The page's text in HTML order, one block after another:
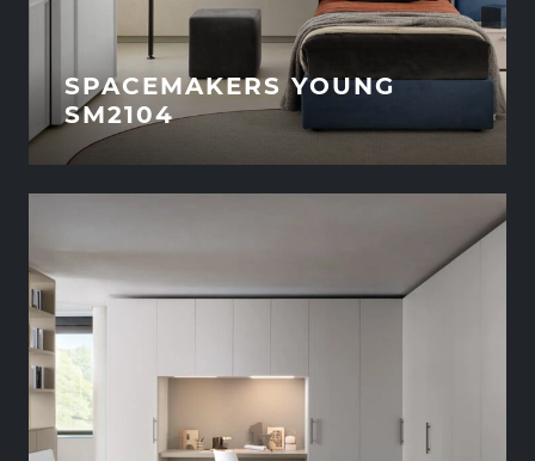
SPACEMAKERS YOUNG
SM2104